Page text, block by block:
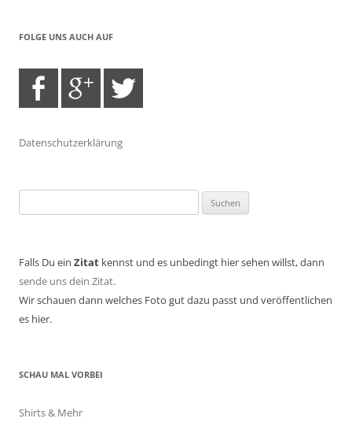
FOLGE UNS AUCH AUF
Datenschutzerklärung
nach:
Falls Du ein Zitat kennst und es unbedingt hier sehen willst, dann
sende uns dein Zitat.
Wir schauen dann welches Foto gut dazu passt und veröffentlichen
es hier.
SCHAU MAL VORBEI
Shirts & Mehr